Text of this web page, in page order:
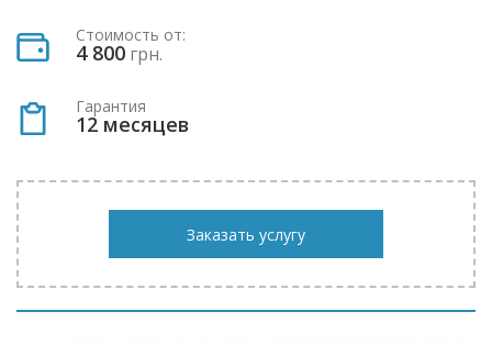
Стоимость от:
4 800 грн.
Гарантия
12 месяцев
Заказать услугу